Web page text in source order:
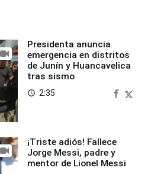
Presidenta anuncia
emergencia en distritos
de Junín y Huancavelica
tras sismo
access_time 2:35
¡Triste adiós! Fallece
Jorge Messi, padre y
mentor de Lionel Messi